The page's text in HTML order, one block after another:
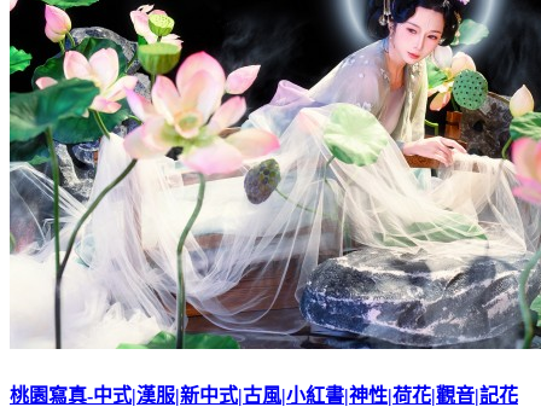
桃園寫真-中式|漢服|新中式|古風|小紅書|神性|荷花|觀音|記花